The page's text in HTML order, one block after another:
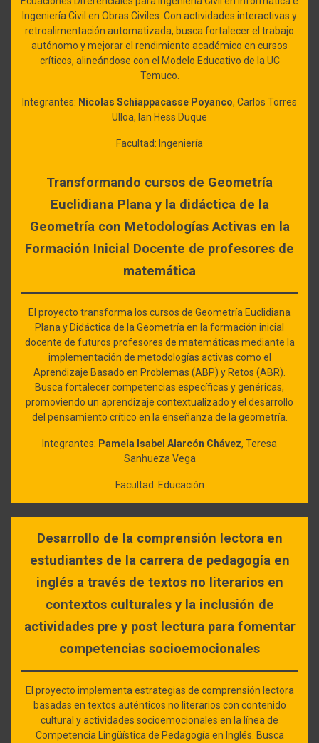
Ingeniería Civil en Obras Civiles. Con actividades interactivas y
retroalimentación automatizada, busca fortalecer el trabajo
autónomo y mejorar el rendimiento académico en cursos
críticos, alineándose con el Modelo Educativo de la UC
Temuco.
Integrantes: Nicolas Schiappacasse Poyanco, Carlos Torres
Ulloa, Ian Hess Duque
Facultad: Ingeniería
Transformando cursos de Geometría
Euclidiana Plana y la didáctica de la
Geometría con Metodologías Activas en la
Formación Inicial Docente de profesores de
matemática
El proyecto transforma los cursos de Geometría Euclidiana
Plana y Didáctica de la Geometría en la formación inicial
docente de futuros profesores de matemáticas mediante la
implementación de metodologías activas como el
Aprendizaje Basado en Problemas (ABP) y Retos (ABR).
Busca fortalecer competencias específicas y genéricas,
promoviendo un aprendizaje contextualizado y el desarrollo
del pensamiento crítico en la enseñanza de la geometría.
Integrantes: Pamela Isabel Alarcón Chávez, Teresa
Sanhueza Vega
Facultad: Educación
Desarrollo de la comprensión lectora en
estudiantes de la carrera de pedagogía en
inglés a través de textos no literarios en
contextos culturales y la inclusión de
actividades pre y post lectura para fomentar
competencias socioemocionales
El proyecto implementa estrategias de comprensión lectora
basadas en textos auténticos no literarios con contenido
cultural y actividades socioemocionales en la línea de
Competencia Lingüística de Pedagogía en Inglés. Busca